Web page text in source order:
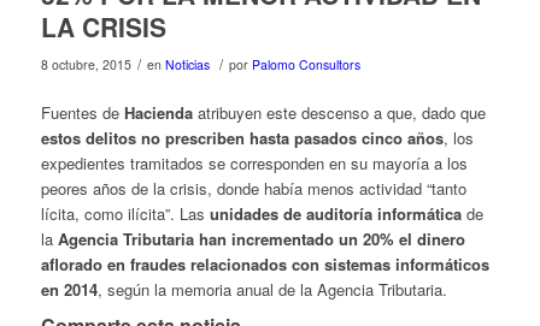
LA CRISIS
8 octubre, 2015 / en Noticias / por Palomo Consultors
Fuentes de Haciendaatribuyen este descenso a que, dado que
estos delitos no prescriben hasta pasados cinco años, los
expedientes tramitados se corresponden en su mayoría a los
peores años de la crisis, donde había menos actividad “tanto
lícita, como ilícita”. Las unidades de auditoría informáticade
la Agencia Tributaria han incrementado un 20% el dinero
aflorado en fraudes relacionados con sistemas informáticos
en 2014, según la memoria anual de la Agencia Tributaria.